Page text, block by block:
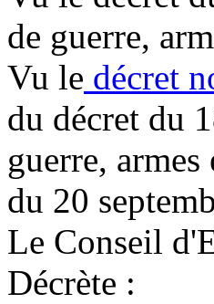
de guerre,
Vu le décret
du décret du
guerre,
du 20
Le Conseil
Décrète :